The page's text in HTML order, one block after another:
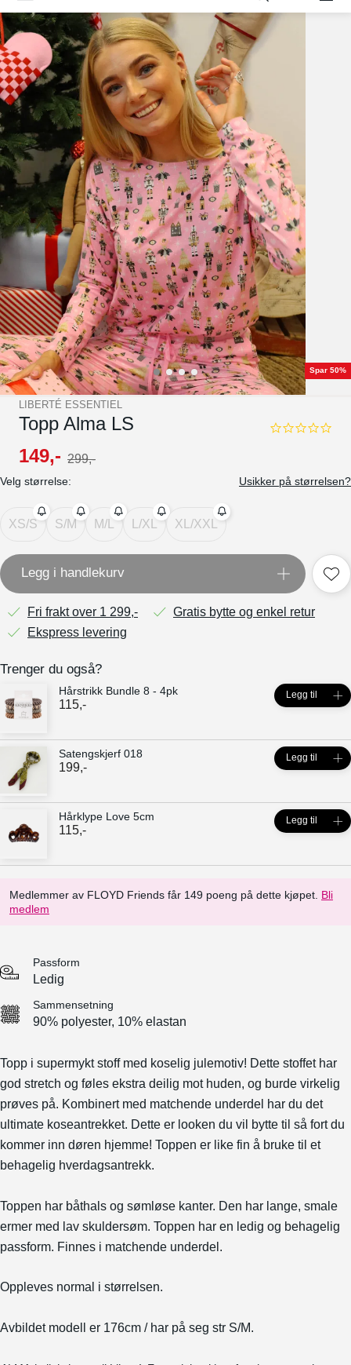
Spar 50%
LIBERTÉ ESSENTIEL
Topp Alma LS
0.0
149,- 299,-
Velg størrelse: Usikker på størrelsen?
XS/S S/M M/L L/XL XL/XXL
Legg i handlekurv
Fri frakt over 1 299,-
Gratis bytte og enkel retur
Ekspress levering
Medlemmer av FLOYD Friends får 149 poeng på dette kjøpet. Bli
medlem
Trenger du også?
Hårstrikk Bundle 8 - 4pk
115,-
Legg til
Satengskjerf 018
199,-
Legg til
Hårklype Love 5cm
115,-
Legg til
Passform
Ledig
Sammensetning
90% polyester, 10% elastan
Topp i supermykt stoff med koselig julemotiv! Dette stoffet har
god stretch og føles ekstra deilig mot huden, og burde virkelig
prøves på. Kombinert med matchende underdel har du det
ultimate koseantrekket. Dette er looken du vil bytte til så fort du
kommer inn døren hjemme! Toppen er like fin å bruke til et
behagelig hverdagsantrekk.
Toppen har båthals og sømløse kanter. Den har lange, smale
ermer med lav skuldersøm. Toppen har en ledig og behagelig
passform. Finnes i matchende underdel.
Oppleves normal i størrelsen.
Avbildet modell er 176cm / har på seg str S/M.